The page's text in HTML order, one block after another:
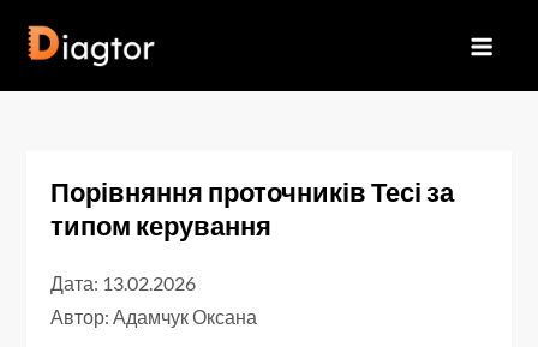
Порівняння проточників Тесі за
типом керування
Дата: 13.02.2026
Автор:Адамчук Оксана